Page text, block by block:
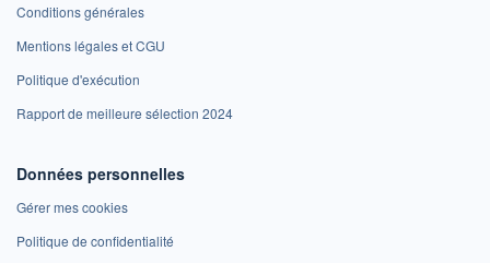
Conditions générales
Mentions légales et CGU
Politique d'exécution
Rapport de meilleure sélection 2024
Données personnelles
Gérer mes cookies
Politique de confidentialité